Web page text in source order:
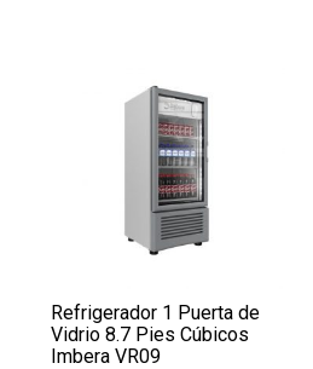
Refrigerador 1 Puerta de
Vidrio 8.7 Pies Cúbicos
Imbera VR09